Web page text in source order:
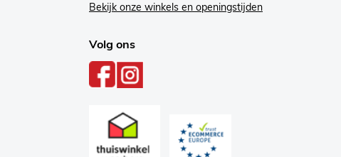
Bekijk onze winkels en openingstijden
Volg ons